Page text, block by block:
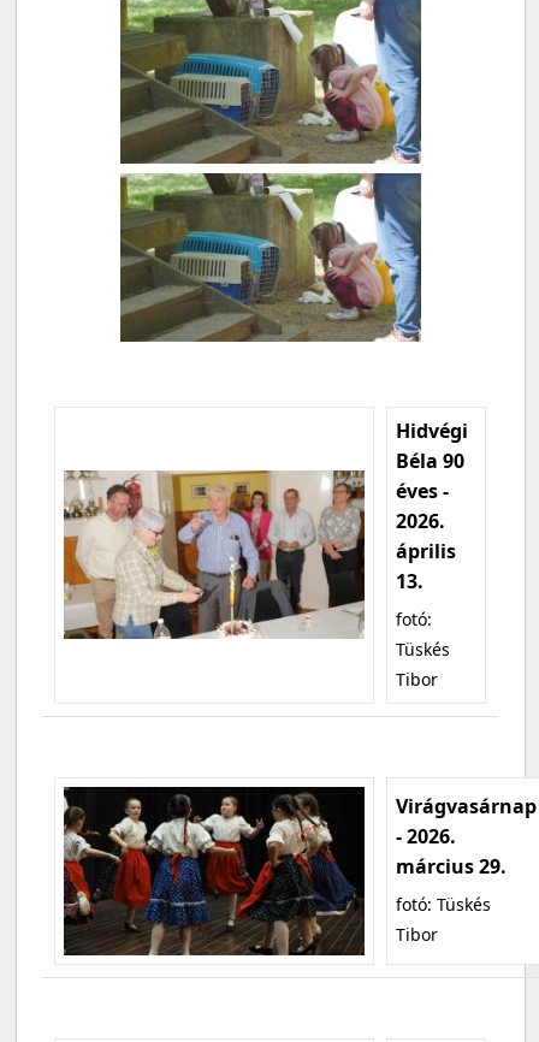
Hidvégi
Béla 90
éves -
2026.
április
13.
fotó:
Tüskés
Tibor
Virágvasárnap
- 2026.
március 29.
fotó: Tüskés
Tibor